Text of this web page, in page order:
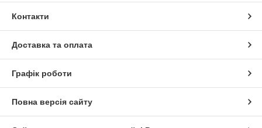
Контакти
Доставка та оплата
Графік роботи
Повна версія сайту